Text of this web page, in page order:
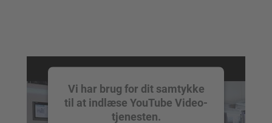
Vi har brug for dit samtykke
til at indlæse YouTube Video-
tjenesten.